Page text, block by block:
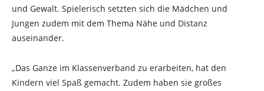
und Gewalt. Spielerisch setzten sich die Mädchen und
Jungen zudem mit dem Thema Nähe und Distanz
auseinander.
„Das Ganze im Klassenverband zu erarbeiten, hat den
Kindern viel Spaß gemacht. Zudem haben sie großes